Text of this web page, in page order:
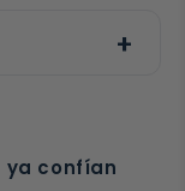
ya confían